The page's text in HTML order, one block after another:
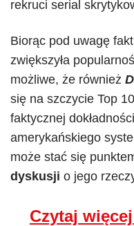
Biorąc pod uwagę
zwiększyła
możliwe, że również
się na szczycie Top
faktycznej
amerykańskiego
może stać się
dyskusji o jego
Czytaj